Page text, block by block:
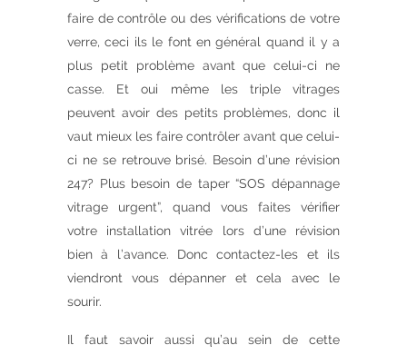
faire de contrôle ou des vérifications de votre
verre, ceci ils le font en général quand il y a
plus petit problème avant que celui-ci ne
casse. Et oui même les triple vitrages
peuvent avoir des petits problèmes, donc il
vaut mieux les faire contrôler avant que celui-
ci ne se retrouve brisé. Besoin d’une révision
247? Plus besoin de taper “SOS dépannage
vitrage urgent”, quand vous faites vérifier
votre installation vitrée lors d’une révision
bien à l’avance. Donc contactez-les et ils
viendront vous dépanner et cela avec le
sourir.
Il faut savoir aussi qu’au sein de cette